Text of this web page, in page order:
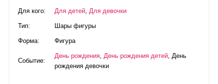
Для кого: Для детей Для девочки
Тип: Шары фигуры
Форма: Фигура
Событие:
День рождения День рождения детей День
рождения девочки